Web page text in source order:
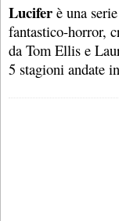
Lucifer è una
fantastico-horror,
da Tom Ellis e
5 stagioni andate